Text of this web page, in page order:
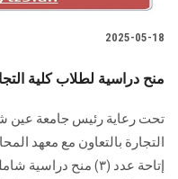
2025-05-18
منح دراسية لطلاب كلية
تحت رعاية رئيس جامعة عين